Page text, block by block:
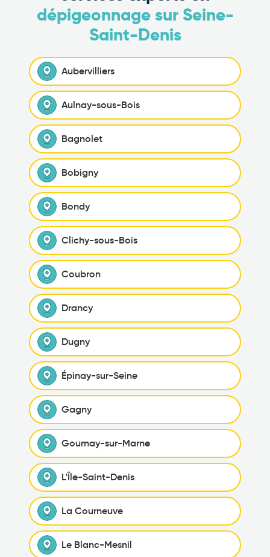
dépigeonnage sur Seine-
Saint-Denis
Aubervilliers
Aulnay-sous-Bois
Bagnolet
Bobigny
Bondy
Clichy-sous-Bois
Coubron
Drancy
Dugny
Épinay-sur-Seine
Gagny
Gournay-sur-Marne
L'Île-Saint-Denis
La Courneuve
Le Blanc-Mesnil